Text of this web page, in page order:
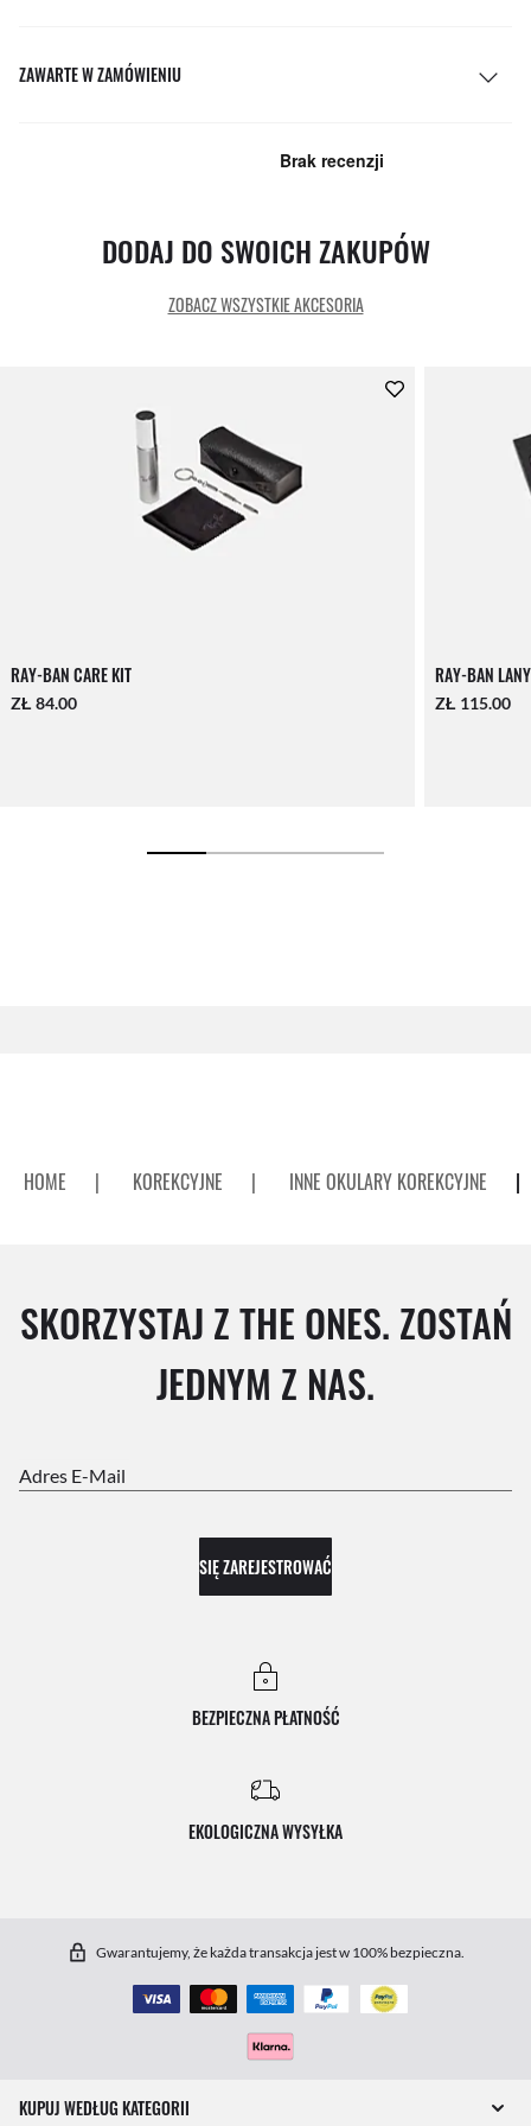
ZAWARTE W ZAMÓWIENIU
DODAJ DO SWOICH ZAKUPÓW
ZOBACZ WSZYSTKIE AKCESORIA
RAY-BAN CARE KIT
ZŁ 84.00
RAY-BAN
ZŁ 115.00
HOME | KOREKCYJNE | INNE OKULARY KOREKCYJNE |
SKORZYSTAJ Z THE ONES. ZOSTAŃ
JEDNYM Z NAS.
Adres E-Mail
SIĘ ZAREJESTROWAĆ
BEZPIECZNA PŁATNOŚĆ
EKOLOGICZNA WYSYŁKA
Gwarantujemy, że każda transakcja jest w 100% bezpieczna.
KUPUJ WEDŁUG KATEGORII